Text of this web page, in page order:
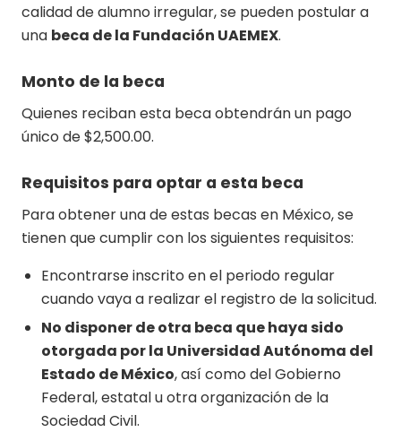
calidad de alumno irregular, se pueden postular a
una beca de la Fundación UAEMEX.
Monto de la beca
Quienes reciban esta beca obtendrán un pago
único de $2,500.00.
Requisitos para optar a esta beca
Para obtener una de estas becas en México, se
tienen que cumplir con los siguientes requisitos:
Encontrarse inscrito en el periodo regular
cuando vaya a realizar el registro de la solicitud.
No disponer de otra beca que haya sido
otorgada por la Universidad Autónoma del
Estado de México, así como del Gobierno
Federal, estatal u otra organización de la
Sociedad Civil.